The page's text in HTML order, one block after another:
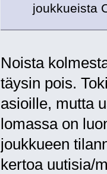
joukkueista
Noista
täysin pois.
asioille, mutta
lomassa on
joukkueen
kertoa uutisia/